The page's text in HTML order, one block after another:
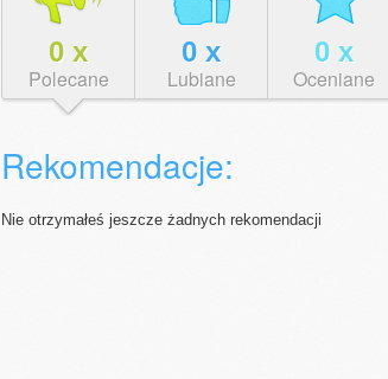
0 x
Polecane
0 x
Lubiane
0 x
Oceniane
Rekomendacje:
Nie otrzymałeś jeszcze żadnych rekomendacji